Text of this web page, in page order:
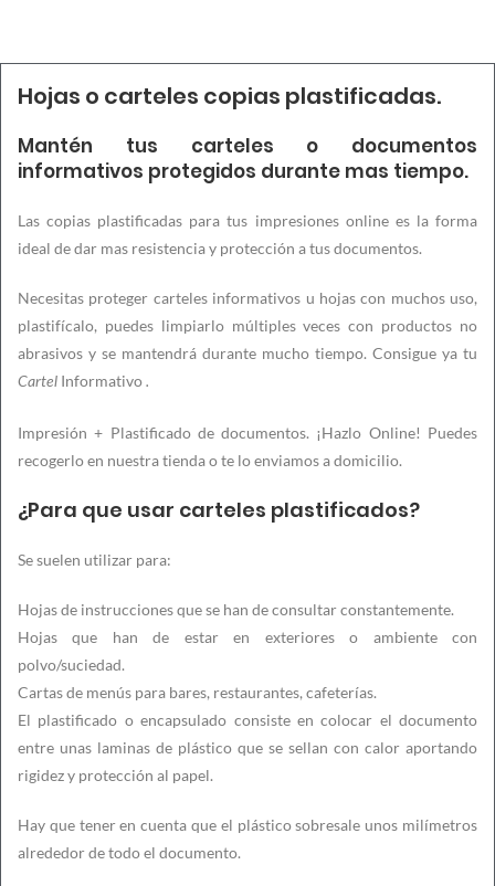
Hojas o carteles copias plastificadas.
Mantén tus carteles o documentos
informativos protegidos durante mas tiempo.
Las copias plastificadas para tus impresiones online es la forma
ideal de dar mas resistencia y protección a tus documentos.
Necesitas proteger carteles informativos u hojas con muchos uso,
plastifícalo, puedes limpiarlo múltiples veces con productos no
abrasivos y se mantendrá durante mucho tiempo. Consigue ya tu
Cartel Informativo .
Impresión + Plastificado de documentos. ¡Hazlo Online! Puedes
recogerlo en nuestra tienda o te lo enviamos a domicilio.
¿Para que usar carteles plastificados?
Se suelen utilizar para:
Hojas de instrucciones que se han de consultar constantemente.
Hojas que han de estar en exteriores o ambiente con
polvo/suciedad.
Cartas de menús para bares, restaurantes, cafeterías.
El plastificado o encapsulado consiste en colocar el documento
entre unas laminas de plástico que se sellan con calor aportando
rigidez y protección al papel.
Hay que tener en cuenta que el plástico sobresale unos milímetros
alrededor de todo el documento.